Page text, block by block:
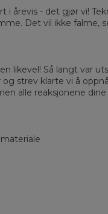
width
50
length
63
årevis - det gjør vi!
Det vil ikke falme,
likevel! Så langt var
strev klarte vi å
alle reaksjonene